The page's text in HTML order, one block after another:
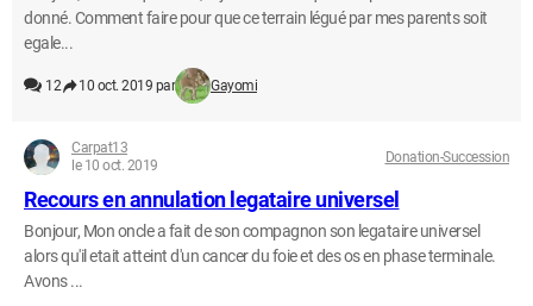
donné. Comment faire pour que ce terrain légué par mes parents soit
egale...
12 10 oct. 2019 par Gayomi
Carpat13
le 10 oct. 2019
Donation-Succession
Recours en annulation legataire universel
Bonjour, Mon oncle a fait de son compagnon son legataire universel
alors qu'il etait atteint d'un cancer du foie et des os en phase terminale.
Avons ...